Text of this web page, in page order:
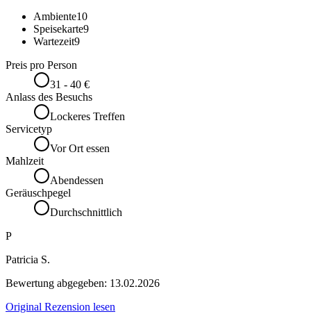
Ambiente10
Speisekarte9
Wartezeit9
Preis pro Person
31 - 40 €
Anlass des Besuchs
Lockeres Treffen
Servicetyp
Vor Ort essen
Mahlzeit
Abendessen
Geräuschpegel
Durchschnittlich
P
Patricia S.
Bewertung abgegeben: 13.02.2026
Original Rezension lesen